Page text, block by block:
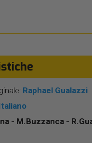
Raphael Gualazzi
- M.Buzzanca -